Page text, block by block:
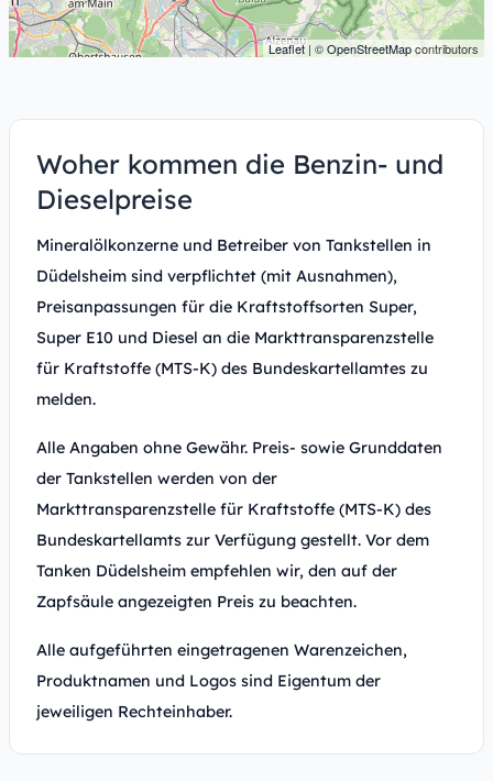
Leaflet| ©OpenStreetMapcontributors
Woher kommen die Benzin- und
Dieselpreise
Mineralölkonzerne und Betreiber von Tankstellen in
Düdelsheim sind verpflichtet (mit Ausnahmen),
Preisanpassungen für die Kraftstoffsorten Super,
Super E10 und Diesel an die Markttransparenzstelle
für Kraftstoffe (MTS-K) des Bundeskartellamtes zu
melden.
Alle Angaben ohne Gewähr. Preis- sowie Grunddaten
der Tankstellen werden von der
Markttransparenzstelle für Kraftstoffe (MTS-K) des
Bundeskartellamts zur Verfügung gestellt. Vor dem
Tanken Düdelsheim empfehlen wir, den auf der
Zapfsäule angezeigten Preis zu beachten.
Alle aufgeführten eingetragenen Warenzeichen,
Produktnamen und Logos sind Eigentum der
jeweiligen Rechteinhaber.